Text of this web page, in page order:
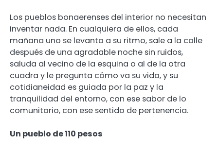
Los pueblos bonaerenses del interior no necesitan
inventar nada. En cualquiera de ellos, cada
mañana uno se levanta a su ritmo, sale a la calle
después de una agradable noche sin ruidos,
saluda al vecino de la esquina o al de la otra
cuadra y le pregunta cómo va su vida, y su
cotidianeidad es guiada por la paz y la
tranquilidad del entorno, con ese sabor de lo
comunitario, con ese sentido de pertenencia.
Un pueblo de 110 pesos